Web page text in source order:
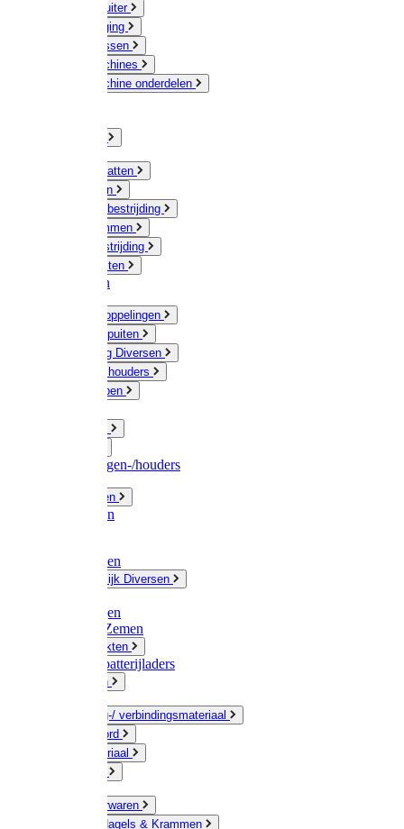
Paard & Ruiter
Veeverzorging
Scheermessen
Scheermachines
Scheermachine onderdelen
Muizen / Ratten
Drukspuiten
Ongediertebestrijding
Mollenklemmen
Onkruidbestrijding
Vliegenkasten
Meststoffen
Messing koppelingen
Gieters / Spuiten
Besproeiing Diversen
Slangen & houders
Waterpompen
Slangenwagen-/houders
Olie / Vetten
Chemicalien
Plasticzakken
Huishoudelijk Diversen
Zaksluitingen
Sponzen / Zemen
Zeepprodukten
Batterij & batterijladers
Zaklampen
Verpakking-/ verbindingsmateriaal
Touw / Koord
Afdekmateriaal
Kleine ijzerwaren
Spijkers, Nagels & Krammen